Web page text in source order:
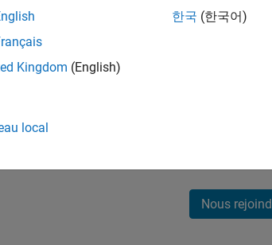
Rejoignez notre
Recevez des alertes pour des
personnalisées, des articles
Nous
Kingdom (English)
한국 (한국어)
local